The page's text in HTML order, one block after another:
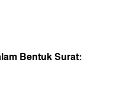
Bentuk Surat: